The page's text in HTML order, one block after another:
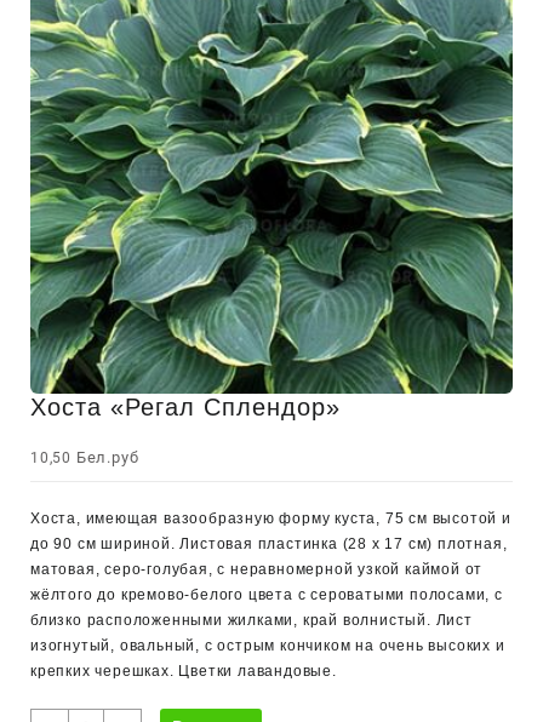
Хоста «Регал Сплендор»
10,50 Бел.руб
Хоста, имеющая вазообразную форму куста, 75 см высотой и
до 90 см шириной. Листовая пластинка (28 x 17 см) плотная,
матовая, серо-голубая, с неравномерной узкой каймой от
жёлтого до кремово-белого цвета с сероватыми полосами, с
близко расположенными жилками, край волнистый. Лист
изогнутый, овальный, с острым кончиком на очень высоких и
крепких черешках. Цветки лавандовые.